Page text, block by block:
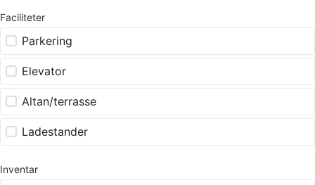
Faciliteter
Parkering
Elevator
Altan/terrasse
Ladestander
Inventar